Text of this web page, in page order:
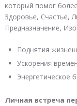
который помог
Здоровье, Счастье,
Предназначение,
Поднятия
Ускорения
Энергетическое
Личная встреча